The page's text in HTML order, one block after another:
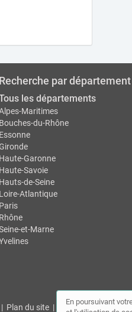
Recherche par département
les départements
Maritimes
Bouches-du-Rhône
Essonne
Gironde
Haute-Garonne
Haute-Savoie
Hauts-de-Seine
Loire-Atlantique
Paris
Rhône
et-Marne
Plan du site| Mon compte|
En poursuivant